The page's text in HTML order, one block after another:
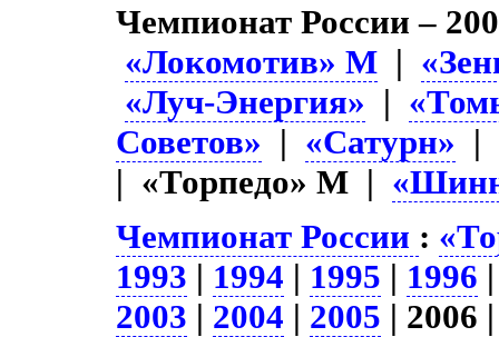
Чемпионат России –
«Локомотив» М |
«Луч-Энергия» |
Советов» | «Сатурн» |
| «Торпедо» М |
Чемпионат России :
1993 | 1994 | 1995 | 1996
2003 | 2004 | 2005 | 2006